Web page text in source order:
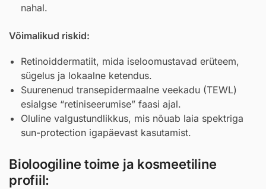
nahal.
Võimalikud riskid:
Retinoiddermatiit, mida iseloomustavad erüteem,
sügelus ja lokaalne ketendus.
Suurenenud transepidermaalne veekadu (TEWL)
esialgse “retiniseerumise” faasi ajal.
Oluline valgustundlikkus, mis nõuab laia spektriga
sun-protection igapäevast kasutamist.
Bioloogiline toime ja kosmeetiline
profiil: